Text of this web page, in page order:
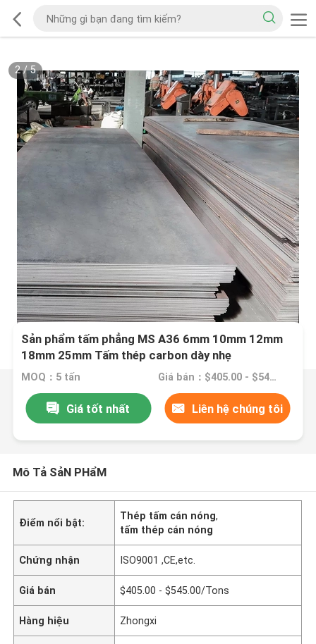
2/5
Sản phẩm tấm phẳng MS A36 6mm 10mm 12mm
18mm 25mm Tấm thép carbon dày nhẹ
MOQ：5 tấn Giá bán：$405.00 - $545.00/Tons
Giá tốt nhất Liên hệ chúng tôi
Mô Tả SảN PHẩM
Điểm nổi bật:
Thép tấm cán nóng,
tấm thép cán nóng
Chứng nhận ISO9001 ,CE,etc.
Giá bán $405.00 - $545.00/Tons
Hàng hiệu Zhongxi